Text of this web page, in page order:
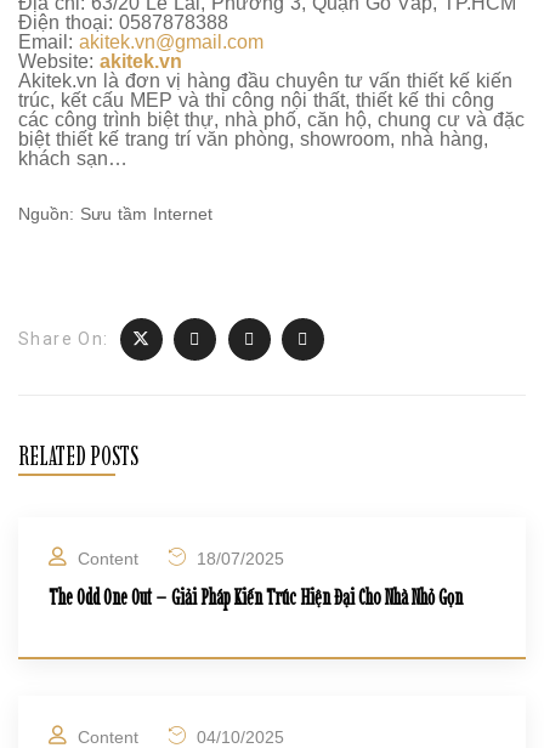
Điện thoại: 0587878388
Email: akitek.vn@gmail.com
Website: akitek.vn
Akitek.vn là đơn vị hàng đầu chuyên tư vấn thiết kế kiến
trúc, kết cấu MEP và thi công nội thất, thiết kế thi công
các công trình biệt thự, nhà phố, căn hộ, chung cư và đặc
biệt thiết kế trang trí văn phòng, showroom, nhà hàng,
khách sạn…
Nguồn: Sưu tầm Internet
Share On:
RELATED POSTS
Content 18/07/2025
The Odd One Out – Giải Pháp Kiến Trúc Hiện Đại Cho Nhà Nhỏ Gọn
Content 04/10/2025